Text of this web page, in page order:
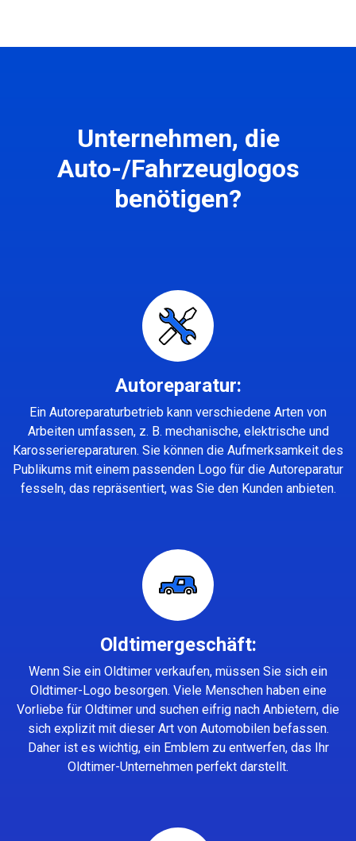
Unternehmen, die
Auto-/Fahrzeuglogos
benötigen?
Autoreparatur:
Ein Autoreparaturbetrieb kann verschiedene Arten von
Arbeiten umfassen, z. B. mechanische, elektrische und
Karosseriereparaturen. Sie können die Aufmerksamkeit des
Publikums mit einem passenden Logo für die Autoreparatur
fesseln, das repräsentiert, was Sie den Kunden anbieten.
Oldtimergeschäft:
Wenn Sie ein Oldtimer verkaufen, müssen Sie sich ein
Oldtimer-Logo besorgen. Viele Menschen haben eine
Vorliebe für Oldtimer und suchen eifrig nach Anbietern, die
sich explizit mit dieser Art von Automobilen befassen.
Daher ist es wichtig, ein Emblem zu entwerfen, das Ihr
Oldtimer-Unternehmen perfekt darstellt.